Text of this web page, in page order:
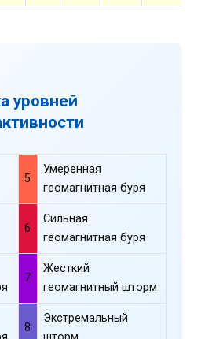
уровней
5
Умеренная
геомагнитная буря
6
Сильная
геомагнитная буря
7
Жесткий
геомагнитный шторм
8
Экстремальный